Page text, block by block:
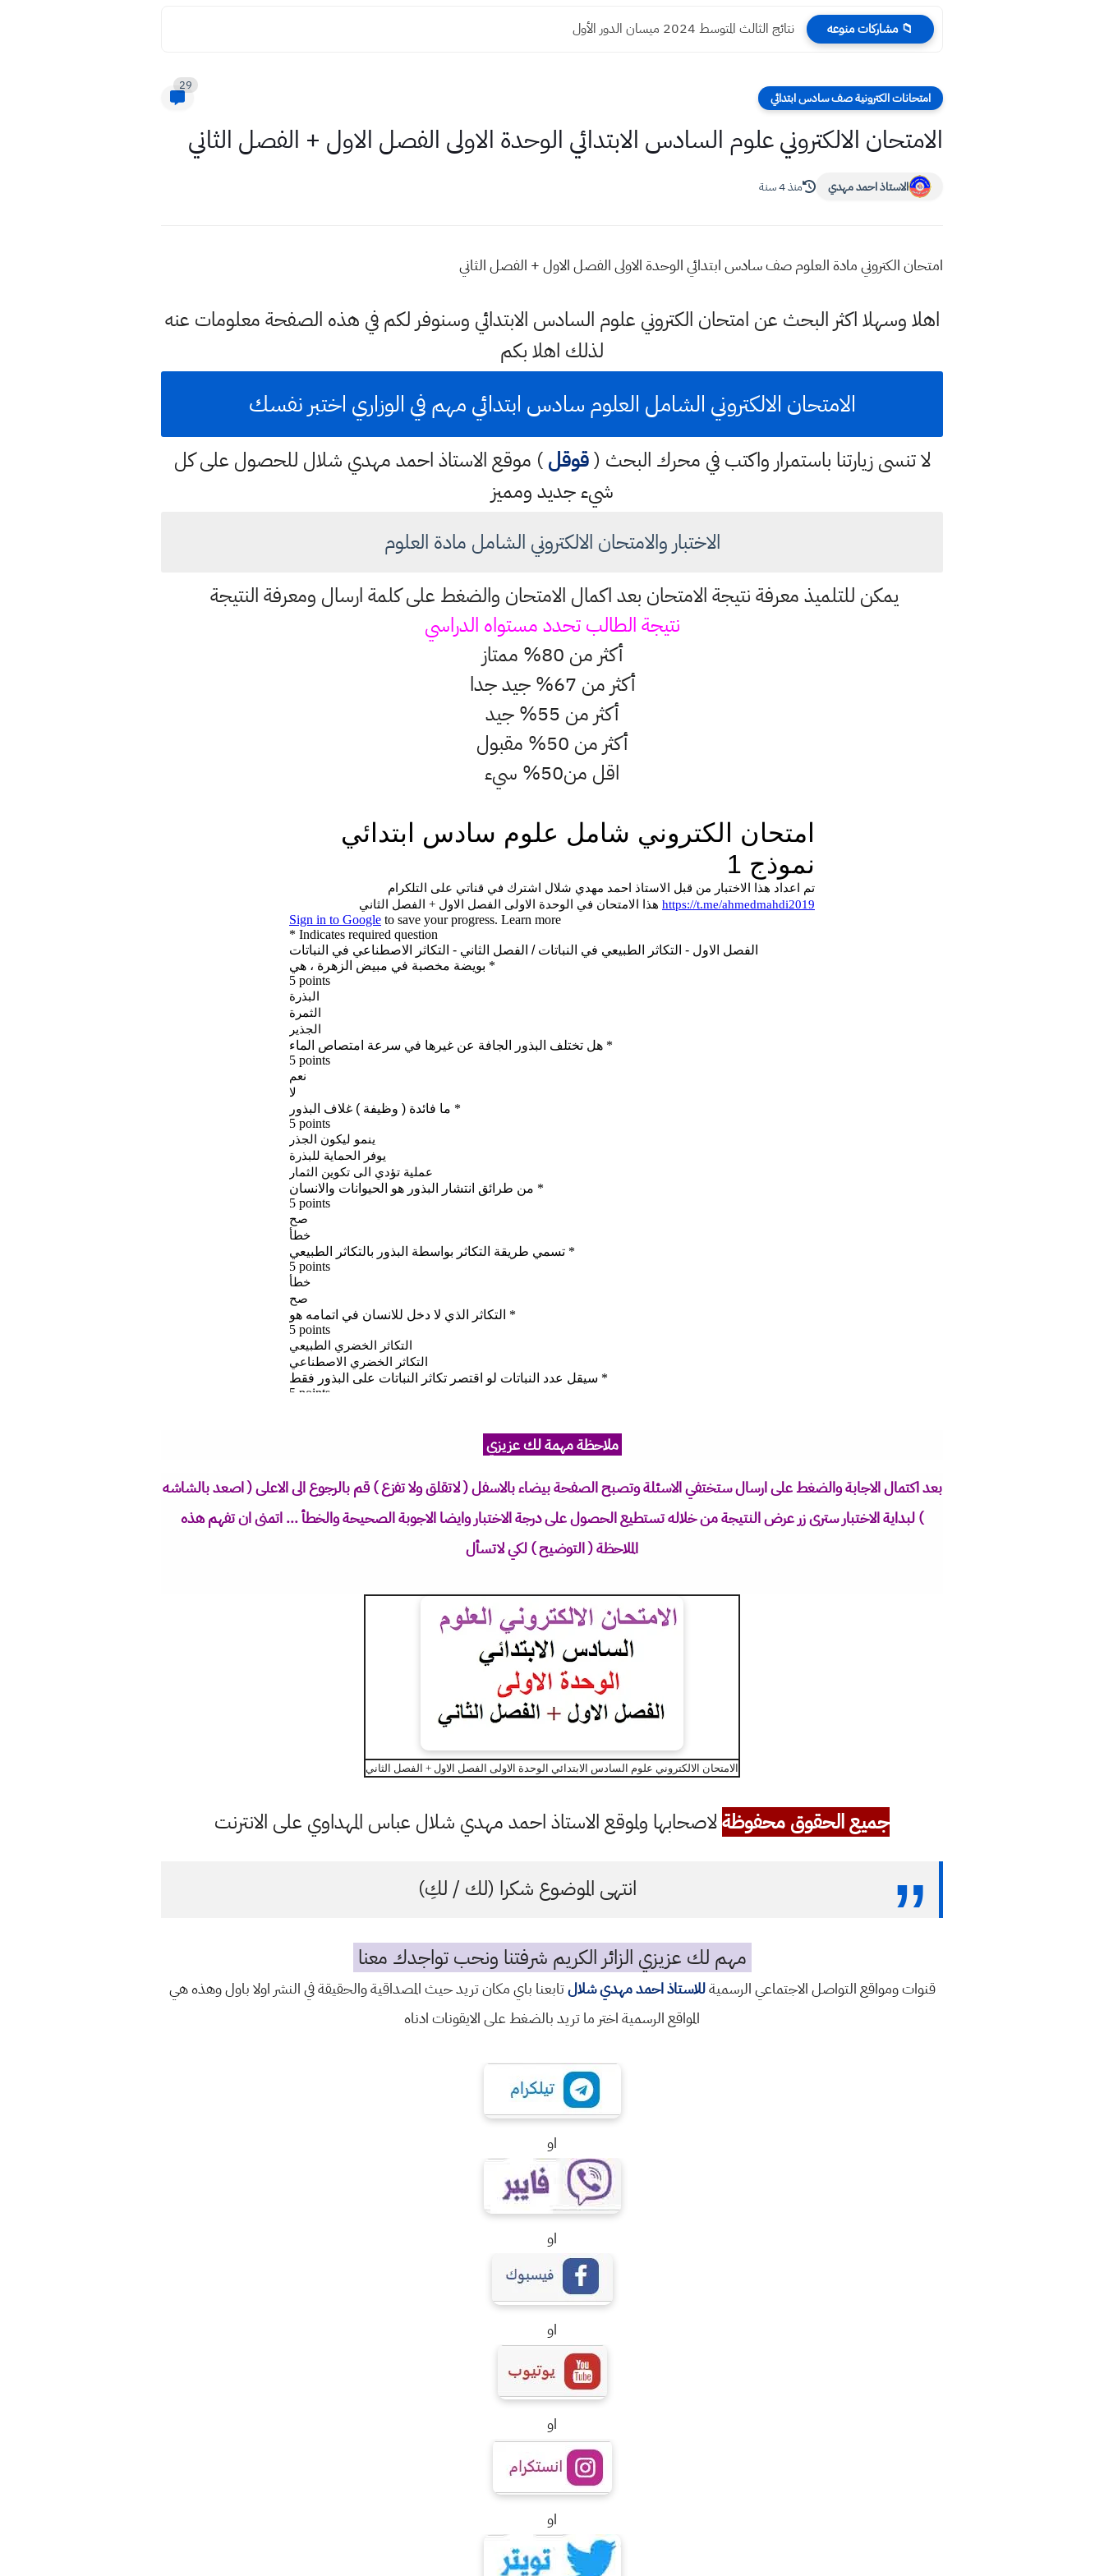
📁 مشاركات منوعه نتائج الثالث المتوسط 2024 ميسان الدور الأول
امتحانات الكترونية صف سادس ابتدائي
29
الامتحان الالكتروني علوم السادس الابتدائي الوحدة الاولى الفصل الاول + الفصل الثاني
الاستاذ احمد مهدي منذ 4 سنة
امتحان الكتروني مادة العلوم صف سادس ابتدائي الوحدة الاولى الفصل الاول + الفصل الثاني
اهلا وسهلا اكثر البحث عن امتحان الكتروني علوم السادس الابتدائي وسنوفر لكم في هذه الصفحة معلومات عنه
لذلك اهلا بكم
الامتحان الالكتروني الشامل العلوم سادس ابتدائي مهم في الوزاري اختبر نفسك
لا تنسى زيارتنا باستمرار واكتب في محرك البحث (قوقل) موقع الاستاذ احمد مهدي شلال للحصول على كل
شيء جديد ومميز
الاختبار والامتحان الالكتروني الشامل مادة العلوم
يمكن للتلميذ معرفة نتيجة الامتحان بعد اكمال الامتحان والضغط على كلمة ارسال ومعرفة النتيجة
نتيجة الطالب تحدد مستواه الدراسي
أكثر من 80% ممتاز
أكثر من 67% جيد جدا
أكثر من 55% جيد
أكثر من 50% مقبول
اقل من50% سيء
ملاحظة مهمة لك عزيزي
بعد اكتمال الاجابة والضغط على ارسال ستختفي الاسئلة وتصبح الصفحة بيضاء بالاسفل ( لاتقلق ولا تفزع ) قم بالرجوع الى الاعلى ( اصعد بالشاشه
) لبداية الاختبار سترى زر عرض النتيجة من خلاله تستطيع الحصول على درجة الاختبار وايضا الاجوبة الصحيحة والخطأ ... اتمنى ان تفهم هذه
الملاحظة ( التوضيح ) لكي لاتسأل
الامتحان الالكتروني علوم السادس الابتدائي الوحدة الاولى الفصل الاول + الفصل الثاني
جميع الحقوق محفوظةلاصحابها ولموقع الاستاذ احمد مهدي شلال عباس المهداوي على الانترنت
انتهى الموضوع شكرا (لك / لكِ)
مهم لك عزيزي الزائر الكريم شرفتنا ونحب تواجدك معنا
قنوات ومواقع التواصل الاجتماعي الرسميةللاستاذ احمد مهدي شلالتابعنا باي مكان تريد حيث المصداقية والحقيقة في النشر اولا باول وهذه هي
المواقع الرسمية اختر ما تريد بالضغط على الايقونات ادناه
او
او
او
او
او